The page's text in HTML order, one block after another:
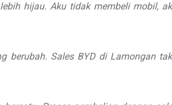
hijau. Aku tidak membeli mobil,
berubah. Sales BYD di Lamongan